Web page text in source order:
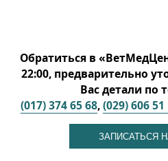
Обратиться в
22:00, предварительно
Вас детали по
(017) 374 65 68,(029) 606 51
ЗАПИСАТЬСЯ